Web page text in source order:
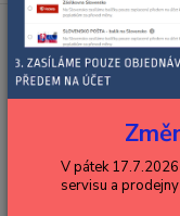
ČISTIČE
kamene pro kávovary -
Bosch
kamene
00311893
V pátek
servisu a